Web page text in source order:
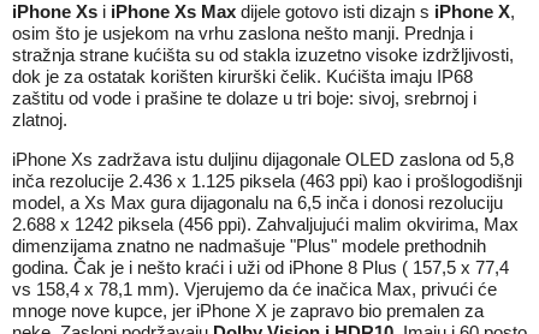
iPhone Xs i iPhone Xs Max dijele gotovo isti dizajn s iPhone X,
osim što je usjekom na vrhu zaslona nešto manji. Prednja i
stražnja strane kućišta su od stakla izuzetno visoke izdržljivosti,
dok je za ostatak korišten kirurški čelik. Kućišta imaju IP68
zaštitu od vode i prašine te dolaze u tri boje: sivoj, srebrnoj i
zlatnoj.
iPhone Xs zadržava istu duljinu dijagonale OLED zaslona od 5,8
inča rezolucije 2.436 x 1.125 piksela (463 ppi) kao i prošlogodišnji
model, a Xs Max gura dijagonalu na 6,5 inča i donosi rezoluciju
2.688 x 1242 piksela (456 ppi). Zahvaljujući malim okvirima, Max
dimenzijama znatno ne nadmašuje "Plus" modele prethodnih
godina. Čak je i nešto kraći i uži od iPhone 8 Plus ( 157,5 x 77,4
vs 158,4 x 78,1 mm). Vjerujemo da će inačica Max, privući će
mnoge nove kupce, jer iPhone X je zapravo bio premalen za